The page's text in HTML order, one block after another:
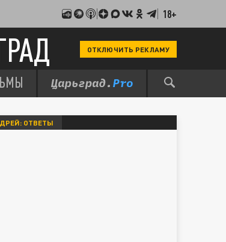
18+
ОТКЛЮЧИТЬ РЕКЛАМУ
ОТВЕТЫ